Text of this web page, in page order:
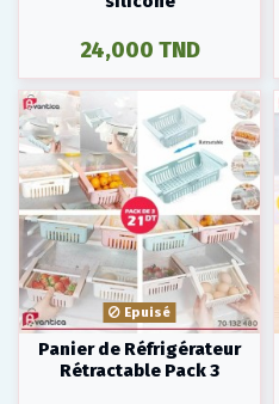
24,000 TND
Epuisé
Panier de Réfrigérateur
Rétractable Pack 3